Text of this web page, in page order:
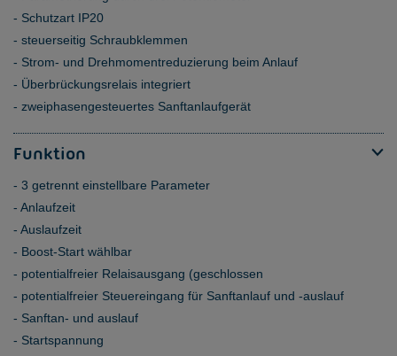
Schutzart IP20
steuerseitig Schraubklemmen
Strom- und Drehmomentreduzierung beim Anlauf
Überbrückungsrelais integriert
zweiphasengesteuertes Sanftanlaufgerät
Funktion
3 getrennt einstellbare Parameter
Anlaufzeit
Auslaufzeit
Boost-Start wählbar
potentialfreier Relaisausgang (geschlossen
potentialfreier Steuereingang für Sanftanlauf und -auslauf
Sanftan- und auslauf
Startspannung